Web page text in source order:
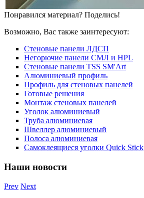
Понравился материал? Поделись!
Возможно, Вас также заинтересуют:
Стеновые панели ЛДСП
Негорючие панели СМЛ и HPL
Стеновые панели TSS SM'Art
Алюминиевый профиль
Профиль для стеновых панелей
Готовые решения
Монтаж стеновых панелей
Уголок алюминиевый
Труба алюминиевая
Швеллер алюминиевый
Полоса алюминиевая
Самоклеящиеся уголки Quick Stick
Наши новости
Prev Next